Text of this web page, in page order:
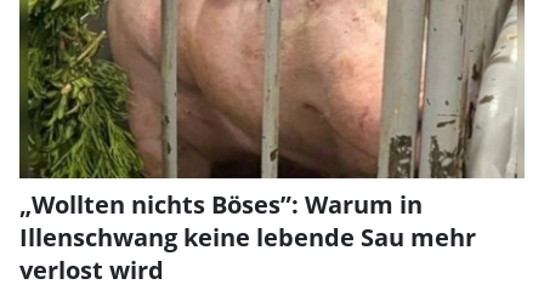
„Wollten nichts Böses”: Warum in
Illenschwang keine lebende Sau mehr
verlost wird